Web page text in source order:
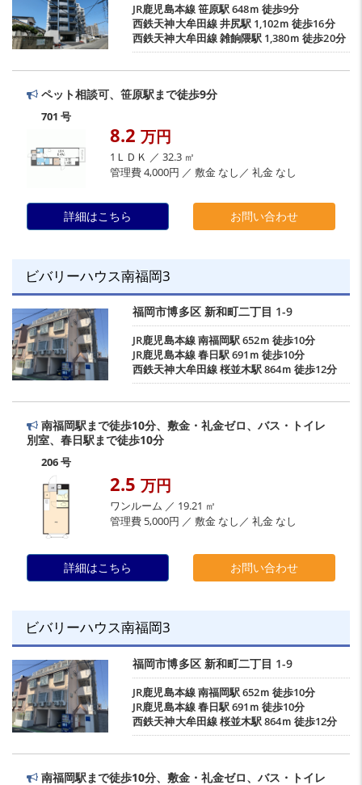
JR鹿児島本線笹原駅648ｍ 徒歩9分
西鉄天神大牟田線井尻駅1,102ｍ 徒歩16分
西鉄天神大牟田線雑餉隈駅1,380ｍ 徒歩20分
ペット相談可、笹原駅まで徒歩9分
701 号
8.2 万円
1ＬＤＫ ／ 32.3 ㎡
管理費 4,000円 ／ 敷金 なし／ 礼金 なし
詳細はこちら お問い合わせ
ビバリーハウス南福岡3
福岡市博多区 新和町二丁目 1-9
JR鹿児島本線南福岡駅652ｍ 徒歩10分
JR鹿児島本線春日駅691ｍ 徒歩10分
西鉄天神大牟田線桜並木駅864ｍ 徒歩12分
南福岡駅まで徒歩10分、敷金・礼金ゼロ、バス・トイレ
別室、春日駅まで徒歩10分
206 号
2.5 万円
ワンルーム ／ 19.21 ㎡
管理費 5,000円 ／ 敷金 なし／ 礼金 なし
詳細はこちら お問い合わせ
ビバリーハウス南福岡3
福岡市博多区 新和町二丁目 1-9
JR鹿児島本線南福岡駅652ｍ 徒歩10分
JR鹿児島本線春日駅691ｍ 徒歩10分
西鉄天神大牟田線桜並木駅864ｍ 徒歩12分
南福岡駅まで徒歩10分、敷金・礼金ゼロ、バス・トイレ